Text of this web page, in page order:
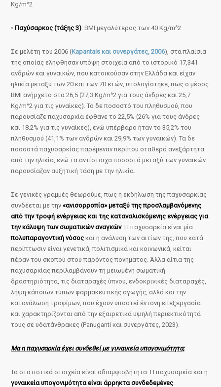
Kg/m^2
• Παχύσαρκος (τάξης 3): BMI μεγαλύτερος των 40 Kg/m^2
Σε μελέτη του 2006 (Kapantais και συνεργάτες, 2006), στα πλαίσια
της οποίας ελήφθησαν υπόψη στοιχεία από το ιστορικό 17,341
ανδρών και γυναικών, που κατοικούσαν στην Ελλάδα και είχαν
ηλικία μεταξύ των 20 και των 70 ετών, υπολογίστηκε, πως ο μέσος
BMI ανήρχετο στα 26,5 (27,3 Kg/m^2 για τους άνδρες και 25,7
Kg/m^2 για τις γυναίκες). Το δε ποσοστό του πληθυσμού, που
παρουσίαζε παχυσαρκία έφθανε το 22,5% (26% για τους άνδρες
και 18.2% για τις γυναίκες), ενώ υπέρβαρο ήταν το 35,2% του
πληθυσμού (41,1% των ανδρών και 29,9% των γυναικών). Τα δε
ποσοστά παχυσαρκίας παρέμεναν περίπου σταθερά ανεξάρτητα
από την ηλικία, ενώ τα αντίστοιχα ποσοστά μεταξύ των γυναικών
παρουσίαζαν αυξητική τάση με την ηλικία.
Σε γενικές γραμμές θεωρούμε, πως η εκδήλωση της παχυσαρκίας
συνδέεται με την«ανισορροπία» μεταξύ της προσλαμβανόμενης
από την τροφή ενέργειας και της καταναλισκόμενης ενέργειας για
την κάλυψη των σωματικών αναγκών. Η παχυσαρκία είναι μία
πολυπαραγοντική νόσος και η ανάλυση των αιτίων της, που κατά
περίπτωσιν είναι γενετικά, πολιτισμικά και κοινωνικά, κείται
πέραν του σκοπού στου παρόντος πονήματος. Άλλα αίτια της
παχυσαρκίας περιλαμβάνουν τη μειωμένη σωματική
δραστηριότητα, τις διαταραχές ύπνου, ενδοκρινικές διαταραχές,
λήψη κάποιων τύπων φαρμακευτικής αγωγής, αλλά και την
κατανάλωση τροφίμων, που έχουν υποστεί έντονη επεξεργασία
και χαρακτηρίζονται από την εξαιρετικά υψηλή περιεκτικότητά
τους σε υδατάνθρακες (Panuganti και συνεργάτες, 2023).
Μα η παχυσαρκία έχει συνδεθεί με γυναικεία υπογονιμότητα;
Τα στατιστικά στοιχεία είναι αδιαμφισβήτητα: Η παχυσαρκία και η
γυναικεία υπογονιμότητα είναι άρρηκτα συνδεδεμένες.